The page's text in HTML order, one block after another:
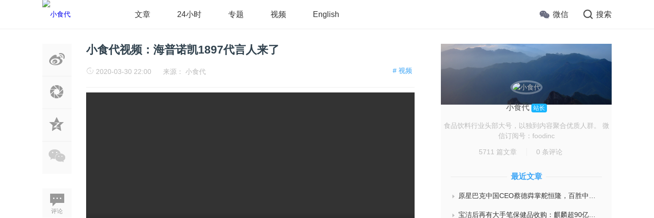
文章 24小时 专题 视频 English 微信 搜索
评论
小食代视频：海普诺凯1897代言人来了
# 视频
2020-03-30 22:00 来源： 小食代
小食代 站长
食品饮料行业头部大号，以独到内容聚合优质人群。 微
信订阅号：foodinc
5711 篇文章 0 条评论
最近文章
原星巴克中国CEO蔡德粦掌舵恒隆，百胜中国完成必胜客内地所有权收购，泸溪河迎来反转，帝亚吉欧裁减岗位计划发布，秋天第一杯奶茶爆单
宝洁后再有大手笔保健品收购：麒麟超90亿拿下健美生，在华已入驻山姆和开市客等多渠道，为何超300亿资本一周内“疯抢”VMS？